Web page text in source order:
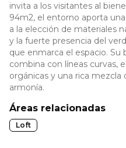
invita a los visitantes al
94m2, el entorno aporta
a la elección de materiales
y la fuerte presencia del
que enmarca el espacio. Su
combina con líneas curvas,
orgánicas y una rica
armonía.
Áreas relacionadas
Loft